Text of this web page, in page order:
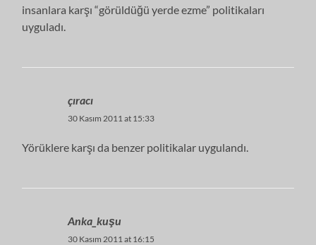
insanlara karşı “görüldüğü yerde ezme” politikaları
uyguladı.
çıracı
30 Kasım 2011 at 15:33
Yörüklere karşı da benzer politikalar uygulandı.
Anka_kuşu
30 Kasım 2011 at 16:15